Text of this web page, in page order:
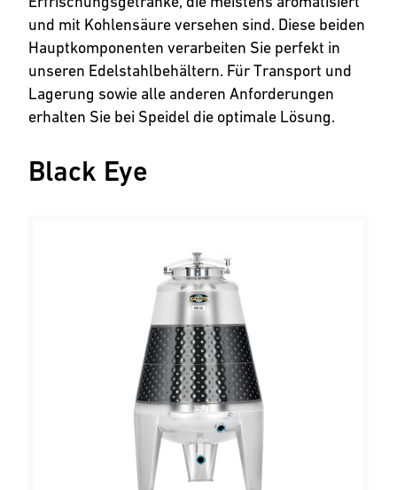
und mit Kohlensäure versehen sind. Diese beiden
Hauptkomponenten verarbeiten Sie perfekt in
unseren Edelstahlbehältern. Für Transport und
Lagerung sowie alle anderen Anforderungen
erhalten Sie bei Speidel die optimale Lösung.
Black Eye